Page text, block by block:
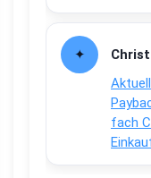
fach